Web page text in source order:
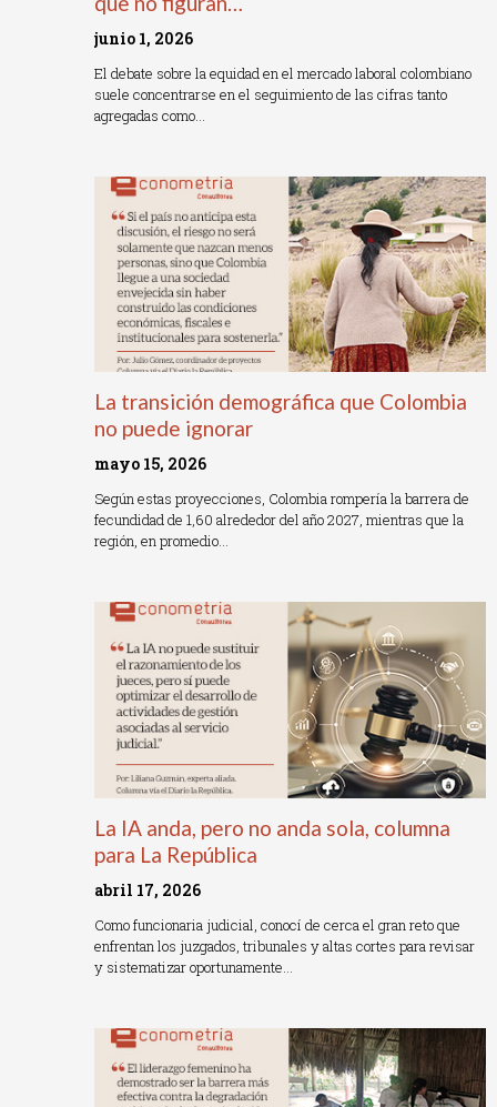
junio 1, 2026
El debate sobre la equidad en el mercado laboral colombiano
suele concentrarse en el seguimiento de las cifras tanto
agregadas como…
La transición demográfica que Colombia
no puede ignorar
mayo 15, 2026
Según estas proyecciones, Colombia rompería la barrera de
fecundidad de 1,60 alrededor del año 2027, mientras que la
región, en promedio…
La IA anda, pero no anda sola, columna
para La República
abril 17, 2026
Como funcionaria judicial, conocí de cerca el gran reto que
enfrentan los juzgados, tribunales y altas cortes para revisar
y sistematizar oportunamente…